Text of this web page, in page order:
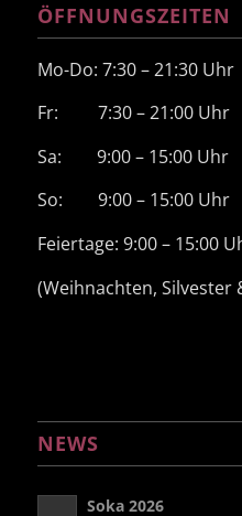
ÖFFNUNGSZEITEN
Mo-Do: 7:30 – 21:30 Uhr
Fr: 7:30 – 21:00 Uhr
Sa: 9:00 – 15:00 Uhr
So: 9:00 – 15:00 Uhr
Feiertage: 9:00 – 15:00
(Weihnachten, Silvester
NEWS
Soka 2026